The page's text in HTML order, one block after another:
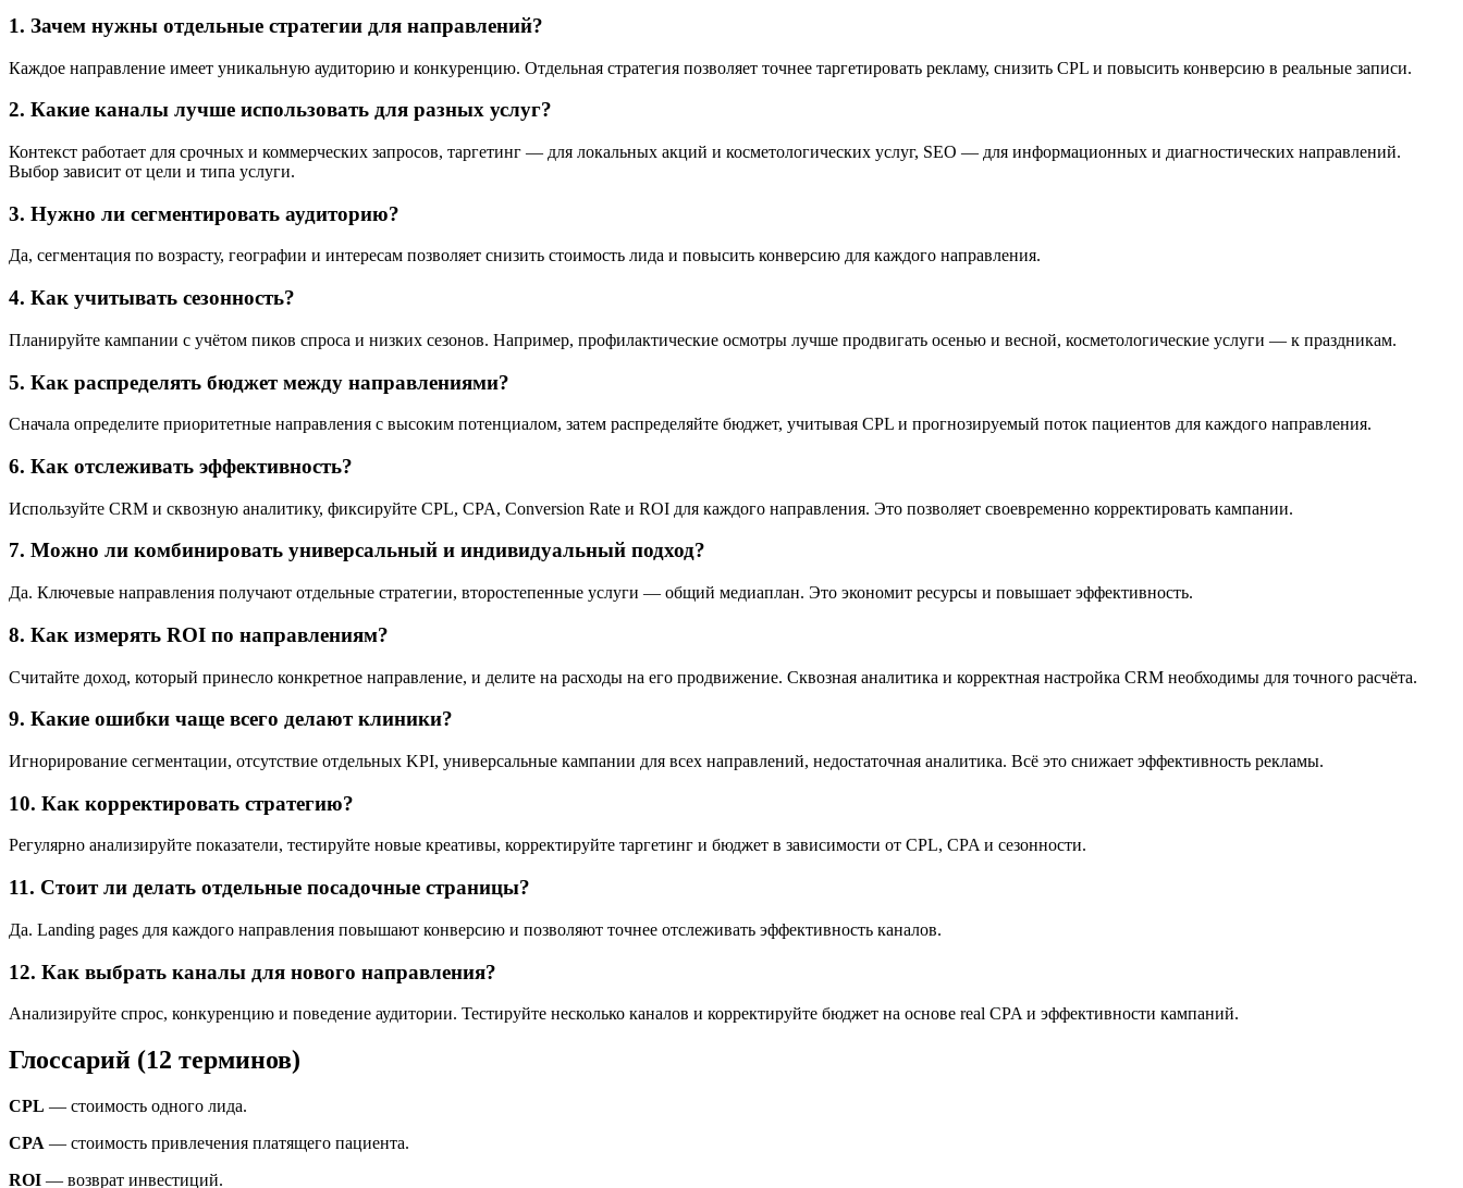
1. Зачем нужны отдельные стратегии для направлений?
Каждое направление имеет уникальную аудиторию и конкуренцию. Отдельная стратегия позволяет точнее таргетировать рекламу, снизить CPL и повысить конверсию в реальные записи.
2. Какие каналы лучше использовать для разных услуг?
Контекст работает для срочных и коммерческих запросов, таргетинг — для локальных акций и косметологических услуг, SEO — для информационных и диагностических направлений.
Выбор зависит от цели и типа услуги.
3. Нужно ли сегментировать аудиторию?
Да, сегментация по возрасту, географии и интересам позволяет снизить стоимость лида и повысить конверсию для каждого направления.
4. Как учитывать сезонность?
Планируйте кампании с учётом пиков спроса и низких сезонов. Например, профилактические осмотры лучше продвигать осенью и весной, косметологические услуги — к праздникам.
5. Как распределять бюджет между направлениями?
Сначала определите приоритетные направления с высоким потенциалом, затем распределяйте бюджет, учитывая CPL и прогнозируемый поток пациентов для каждого направления.
6. Как отслеживать эффективность?
Используйте CRM и сквозную аналитику, фиксируйте CPL, CPA, Conversion Rate и ROI для каждого направления. Это позволяет своевременно корректировать кампании.
7. Можно ли комбинировать универсальный и индивидуальный подход?
Да. Ключевые направления получают отдельные стратегии, второстепенные услуги — общий медиаплан. Это экономит ресурсы и повышает эффективность.
8. Как измерять ROI по направлениям?
Считайте доход, который принесло конкретное направление, и делите на расходы на его продвижение. Сквозная аналитика и корректная настройка CRM необходимы для точного расчёта.
9. Какие ошибки чаще всего делают клиники?
Игнорирование сегментации, отсутствие отдельных KPI, универсальные кампании для всех направлений, недостаточная аналитика. Всё это снижает эффективность рекламы.
10. Как корректировать стратегию?
Регулярно анализируйте показатели, тестируйте новые креативы, корректируйте таргетинг и бюджет в зависимости от CPL, CPA и сезонности.
11. Стоит ли делать отдельные посадочные страницы?
Да. Landing pages для каждого направления повышают конверсию и позволяют точнее отслеживать эффективность каналов.
12. Как выбрать каналы для нового направления?
Анализируйте спрос, конкуренцию и поведение аудитории. Тестируйте несколько каналов и корректируйте бюджет на основе real CPA и эффективности кампаний.
Глоссарий (12 терминов)
CPL — стоимость одного лида.
CPA — стоимость привлечения платящего пациента.
ROI — возврат инвестиций.